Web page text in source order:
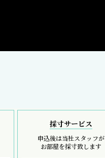
採寸サービス
申込後は当社スタッフが
お部屋を採寸致します